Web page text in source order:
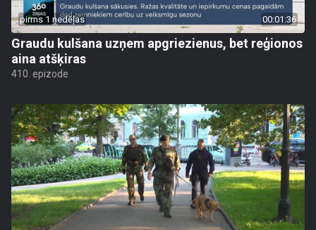
pirms 1 nedēļas 00:01:36
Graudu kulšana uzņem apgriezienus, bet reģionos
aina atšķiras
410. epizode